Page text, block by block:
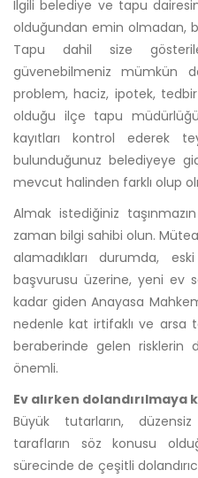
İlgili belediye ve tapu
olduğundan emin olmadan,
Tapu dahil size
güvenebilmeniz mümkün
problem, haciz, ipotek, tedbir
olduğu ilçe tapu
kayıtları kontrol ederek
bulunduğunuz belediyeye
mevcut halinden farklı olup
Almak istediğiniz
zaman bilgi sahibi olun.
alamadıkları durumda,
başvurusu üzerine, yeni ev
kadar giden Anayasa
nedenle kat irtifaklı ve arsa
beraberinde gelen risklerin
önemli.
Ev alırken dolandırılmaya
Büyük tutarların,
tarafların söz konusu
sürecinde de çeşitli